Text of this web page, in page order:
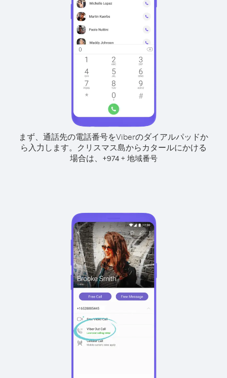
まず、通話先の電話番号をViberのダイアルパッドか
ら入力します。 クリスマス島からカタールにかける
場合は、
+974+ 地域番号